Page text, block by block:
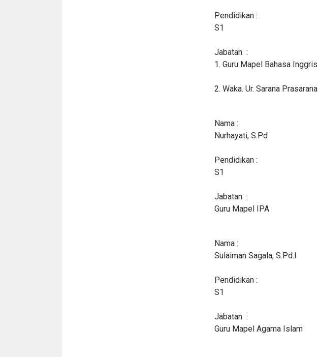
Pendidikan :
S1
Jabatan :
1. Guru Mapel Bahasa Inggris
2. Waka. Ur. Sarana Prasarana
Nama :
Nurhayati, S.Pd
Pendidikan :
S1
Jabatan :
Guru Mapel IPA
Nama :
Sulaiman Sagala, S.Pd.I
Pendidikan :
S1
Jabatan :
Guru Mapel Agama Islam